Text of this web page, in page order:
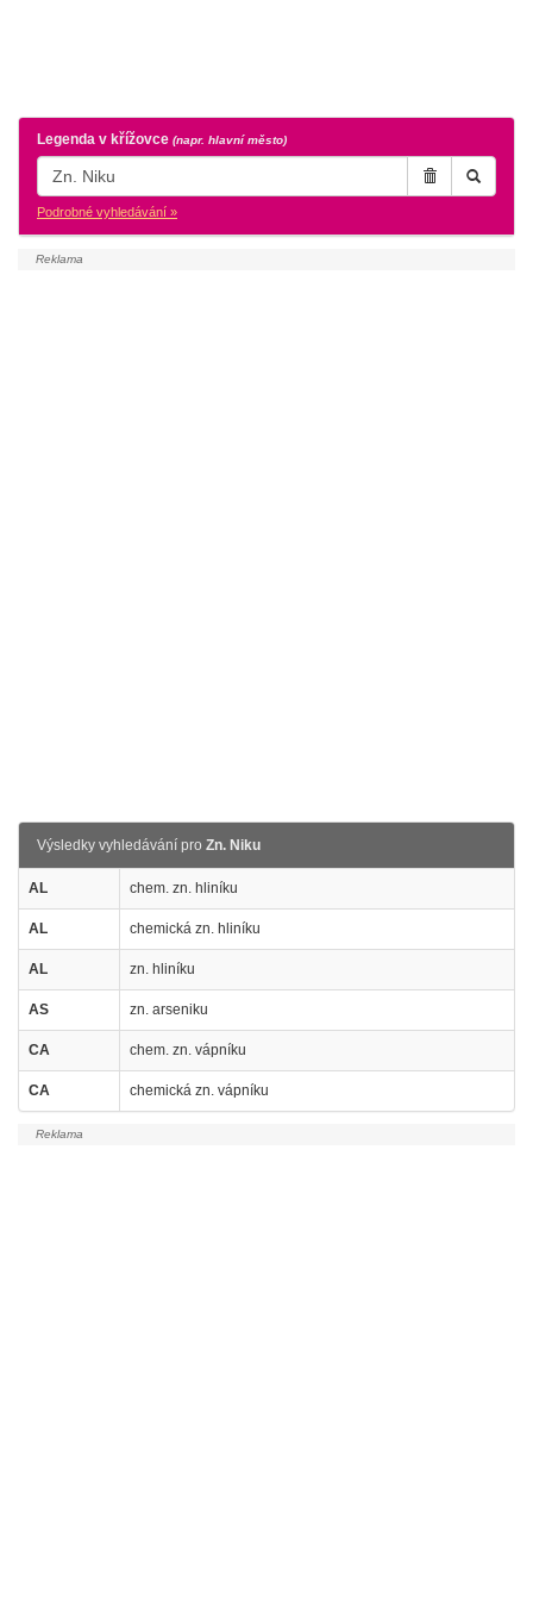
Legenda v křížovce (napr. hlavní město)
Podrobné vyhledávání »
Výsledky vyhledávání pro Zn. Niku
AL chem. zn. hliníku
AL chemická zn. hliníku
AL zn. hliníku
AS zn. arseniku
CA chem. zn. vápníku
CA chemická zn. vápníku